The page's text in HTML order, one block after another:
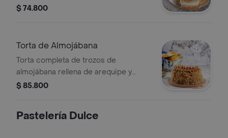
con almendras.
$ 74.800
Torta de Almojábana
Torta completa de trozos de
almojábana rellena de arequipe y
guayaba.
$ 85.800
Pastelería Dulce